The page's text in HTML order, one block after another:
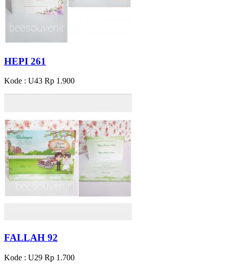
HEPI 261
Kode : U43 Rp 1.900
FALLAH 92
Kode : U29 Rp 1.700